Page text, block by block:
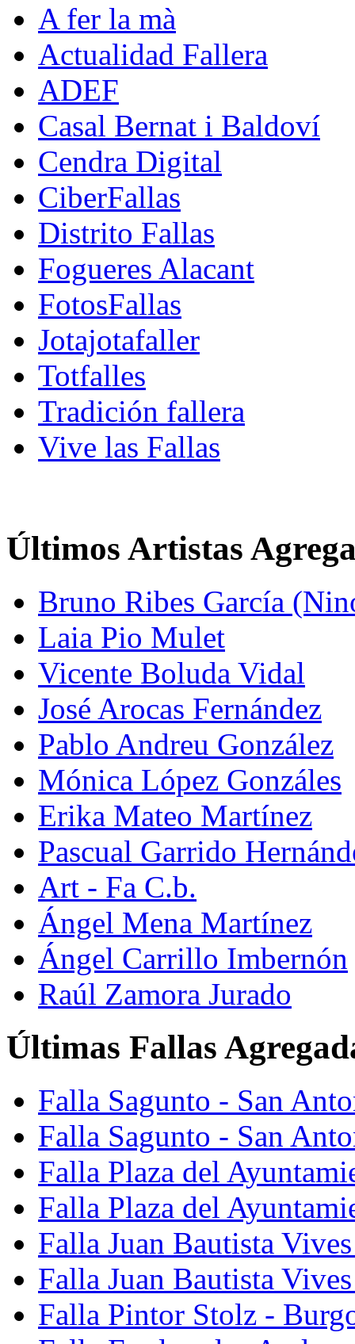
A fer la mà
Actualidad Fallera
ADEF
Casal Bernat i Baldoví
Cendra Digital
CiberFallas
Distrito Fallas
Fogueres Alacant
FotosFallas
Jotajotafaller
Totfalles
Tradición fallera
Vive las Fallas
Últimos Artistas
Bruno Ribes García
Laia Pio Mulet
Vicente Boluda Vidal
José Arocas Fernández
Pablo Andreu González
Mónica López Gonzáles
Erika Mateo Martínez
Pascual Garrido
Art - Fa C.b.
Ángel Mena Martínez
Ángel Carrillo Imbernón
Raúl Zamora Jurado
Últimas Fallas
Falla Sagunto - San
Falla Sagunto - San
Falla Plaza del
Falla Plaza del
Falla Juan Bautista
Falla Juan Bautista
Falla Pintor Stolz -